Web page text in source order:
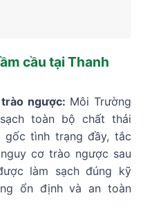
cầu tại Thanh
ngược: Môi Trường
toàn bộ chất thải
tình trạng đầy, tắc
cơ trào ngược sau
làm sạch đúng kỹ
ổn định và an toàn